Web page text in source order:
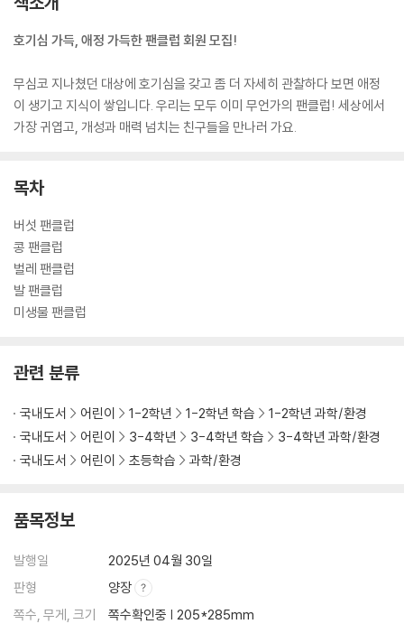
호기심 가득, 애정 가득한 팬클럽 회원 모집!
무심코 지나쳤던 대상에 호기심을 갖고 좀 더 자세히 관찰하다 보면 애정
이 생기고 지식이 쌓입니다. 우리는 모두 이미 무언가의 팬클럽! 세상에서
가장 귀엽고, 개성과 매력 넘치는 친구들을 만나러 가요.
목차
버섯 팬클럽
콩 팬클럽
벌레 팬클럽
발 팬클럽
미생물 팬클럽
관련 분류
국내도서 어린이 1-2학년 1-2학년 학습
1-2학년 과학/환경
국내도서
어린이 3-4학년 3-4학년 학습
3-4학년 과학/환경
국내도서
어린이 초등학습 과학/환경
품목정보
발행일
2025년 04월 30일
판형
양장
쪽수, 무게, 크기
쪽수확인중 | 205*285mm